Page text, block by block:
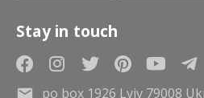
Stay in touch
po box 1926 Lviv 79008